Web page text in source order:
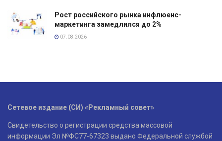
Рост российского рынка инфлюенс-
маркетинга замедлился до 2%
07.08.2026
Сетевое издание (СИ) «Рекламный совет»
Свидетельство о регистрации средства массовой
информации Эл №ФС77-67323 выдано Федеральной службой